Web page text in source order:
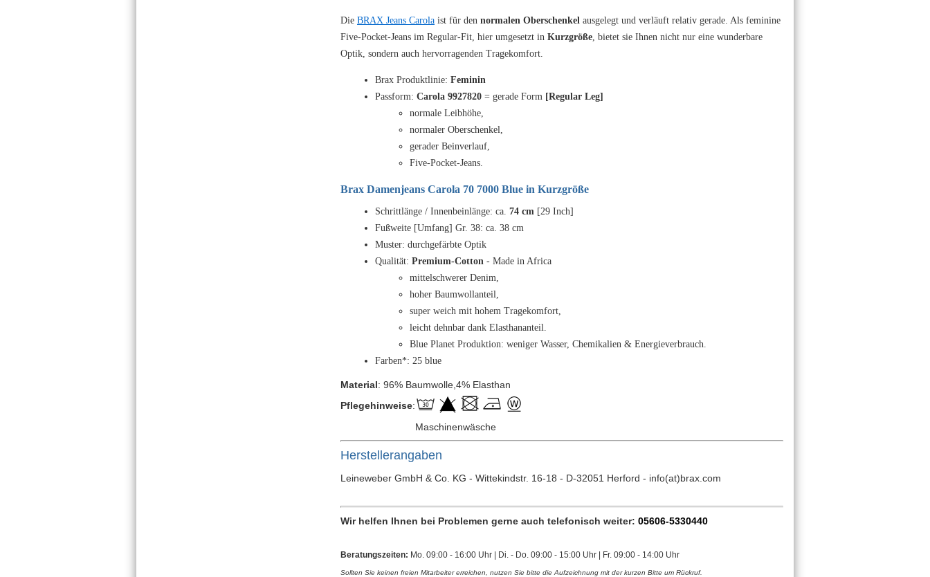
Die BRAX Jeans Carola ist für den normalen Oberschenkel ausgelegt und verläuft relativ gerade. Als feminine
Five-Pocket-Jeans im Regular-Fit, hier umgesetzt in Kurzgröße, bietet sie Ihnen nicht nur eine wunderbare
Optik, sondern auch hervorragenden Tragekomfort.
Brax Produktlinie: Feminin
Passform: Carola 9927820 = gerade Form [Regular Leg]
normale Leibhöhe,
normaler Oberschenkel,
gerader Beinverlauf,
Five-Pocket-Jeans.
Brax Damenjeans Carola 70 7000 Blue in Kurzgröße
Schrittlänge / Innenbeinlänge: ca. 74 cm [29 Inch]
Fußweite [Umfang] Gr. 38: ca. 38 cm
Muster: durchgefärbte Optik
Qualität: Premium-Cotton - Made in Africa
mittelschwerer Denim,
hoher Baumwollanteil,
super weich mit hohem Tragekomfort,
leicht dehnbar dank Elasthananteil.
Blue Planet Produktion: weniger Wasser, Chemikalien & Energieverbrauch.
Farben*: 25 blue
Material: 96% Baumwolle,4% Elasthan
Pflegehinweise:
Maschinenwäsche
Herstellerangaben
Leineweber GmbH & Co. KG - Wittekindstr. 16-18 - D-32051 Herford - info(at)brax.com
Wir helfen Ihnen bei Problemen gerne auch telefonisch weiter: 05606-5330440
Beratungszeiten: Mo. 09:00 - 16:00 Uhr | Di. - Do. 09:00 - 15:00 Uhr | Fr. 09:00 - 14:00 Uhr
Sollten Sie keinen freien Mitarbeiter erreichen, nutzen Sie bitte die Aufzeichnung mit der kurzen Bitte um Rückruf.